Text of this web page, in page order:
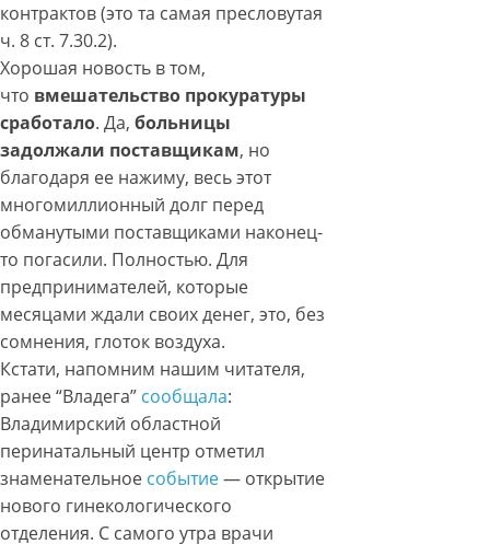
контрактов (это та самая пресловутая
ч. 8 ст. 7.30.2).
Хорошая новость в том,
что вмешательство прокуратуры
сработало. Да, больницы
задолжали поставщикам, но
благодаря ее нажиму, весь этот
многомиллионный долг перед
обманутыми поставщиками наконец-
то погасили. Полностью. Для
предпринимателей, которые
месяцами ждали своих денег, это, без
сомнения, глоток воздуха.
Кстати, напомним нашим читателя,
ранее “Владега” сообщала:
Владимирский областной
перинатальный центр отметил
знаменательное событие— открытие
нового гинекологического
отделения. С самого утра врачи